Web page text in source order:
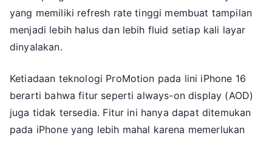
yang memiliki refresh rate tinggi membuat tampilan
menjadi lebih halus dan lebih fluid setiap kali layar
dinyalakan.
Ketiadaan teknologi ProMotion pada lini iPhone 16
berarti bahwa fitur seperti always-on display (AOD)
juga tidak tersedia. Fitur ini hanya dapat ditemukan
pada iPhone yang lebih mahal karena memerlukan